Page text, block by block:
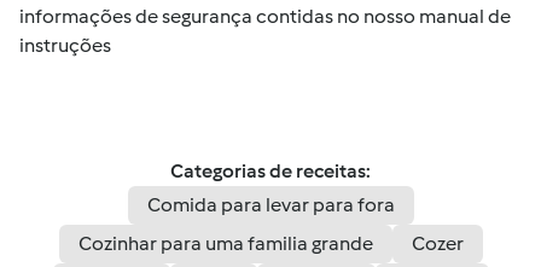
informações de segurança contidas no nosso manual de
instruções
Categorias de receitas:
Comida para levar para fora
Cozinhar para uma familia grande
Cozer